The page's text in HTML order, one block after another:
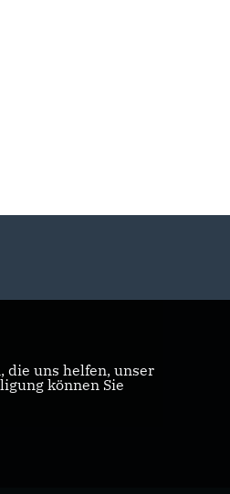
die uns helfen, unser
können Sie